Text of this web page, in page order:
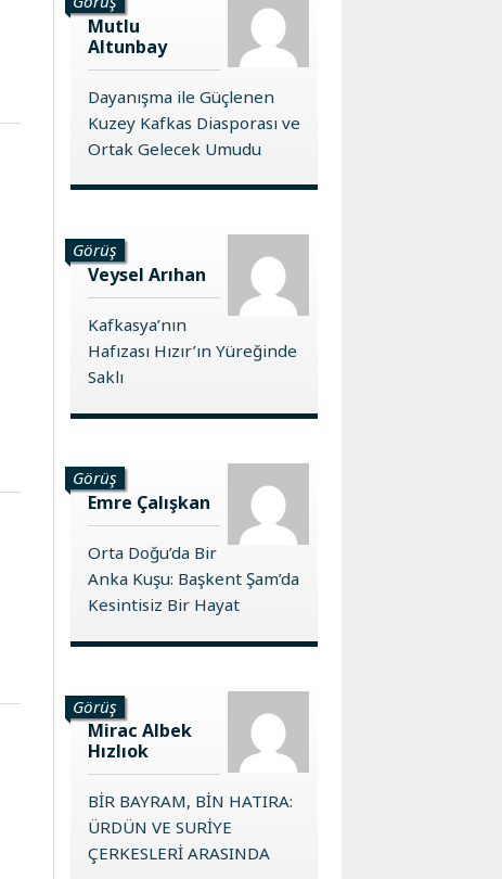
Mutlu
Altunbay
Dayanışma ile Güçlenen
Kuzey Kafkas Diasporası ve
Ortak Gelecek Umudu
Görüş
Veysel Arıhan
Kafkasya’nın
Hafızası Hızır’ın Yüreğinde
Saklı
Görüş
Emre Çalışkan
Orta Doğu’da Bir
Anka Kuşu: Başkent Şam’da
Kesintisiz Bir Hayat
Görüş
Mirac Albek
Hızlıok
BİR BAYRAM, BİN HATIRA:
ÜRDÜN VE SURİYE
ÇERKESLERİ ARASINDA